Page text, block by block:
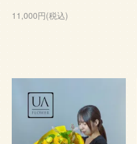
11,000円(税込)